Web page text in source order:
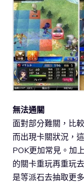
無法通關
面對部分難關，比
而出現卡關狀況，
POK更加常見。加
的關卡重玩再重玩
是等派石去抽取更